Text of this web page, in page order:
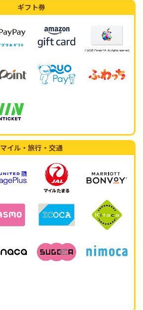
ギフト券
マイル・旅行・交通